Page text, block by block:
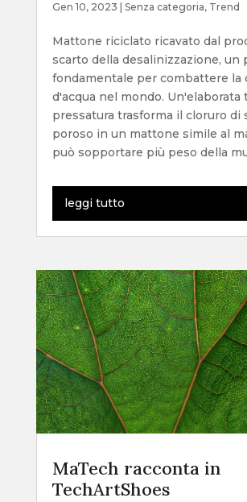
Gen 10, 2023 Senza categoria, Trend
Mattone riciclato ricavato dal
scarto della desalinizzazione, un
fondamentale per combattere la
d'acqua nel mondo. Un'elaborata
pressatura trasforma il cloruro di
poroso in un mattone simile al
può sopportare più peso della
leggi tutto
MaTech racconta in
TechArtShoes